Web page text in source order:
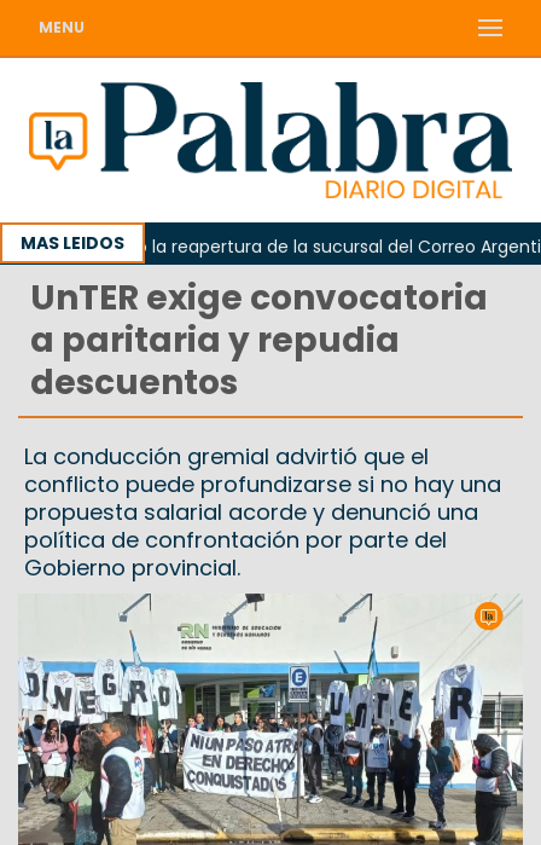
MENU
MAS LEIDOS
reclamó la reapertura de la sucursal del Correo Argentino
UnTER exige convocatoria
a paritaria y repudia
descuentos
La conducción gremial advirtió que el
conflicto puede profundizarse si no hay una
propuesta salarial acorde y denunció una
política de confrontación por parte del
Gobierno provincial.